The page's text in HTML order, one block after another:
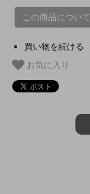
この商品につい
買い物を続ける
お気に入り